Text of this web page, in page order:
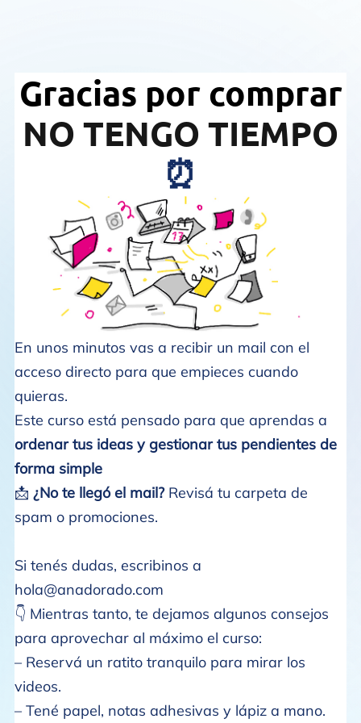
Gracias por comprar
NO TENGO TIEMPO
⏰
En unos minutos vas a recibir un mail con el
acceso directo para que empieces cuando
quieras.
Este curso está pensado para que aprendas a
ordenar tus ideas y gestionar tus pendientes de
forma simple
📩 ¿No te llegó el mail?Revisá tu carpeta de
spam o promociones.
Si tenés dudas, escribinos a
hola@anadorado.com
👇 Mientras tanto, te dejamos algunos consejos
para aprovechar al máximo el curso:
– Reservá un ratito tranquilo para mirar los
videos.
– Tené papel, notas adhesivas y lápiz a mano.